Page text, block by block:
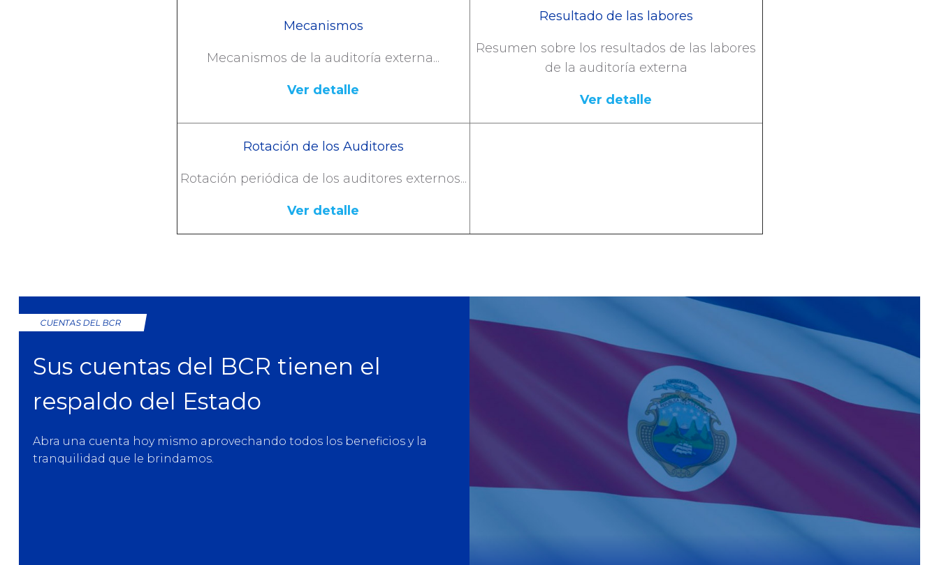
Mecanismos
Mecanismos de la auditoría externa...
Ver detalle
Resultado de las labores
Resumen sobre los resultados de las labores
de la auditoría externa
Ver detalle
Rotación de los Auditores
Rotación periódica de los auditores externos...
Ver detalle
CUENTAS DEL BCR
Sus cuentas del BCR tienen el
respaldo del Estado
Abra una cuenta hoy mismo aprovechando todos los beneficios y la
tranquilidad que le brindamos.